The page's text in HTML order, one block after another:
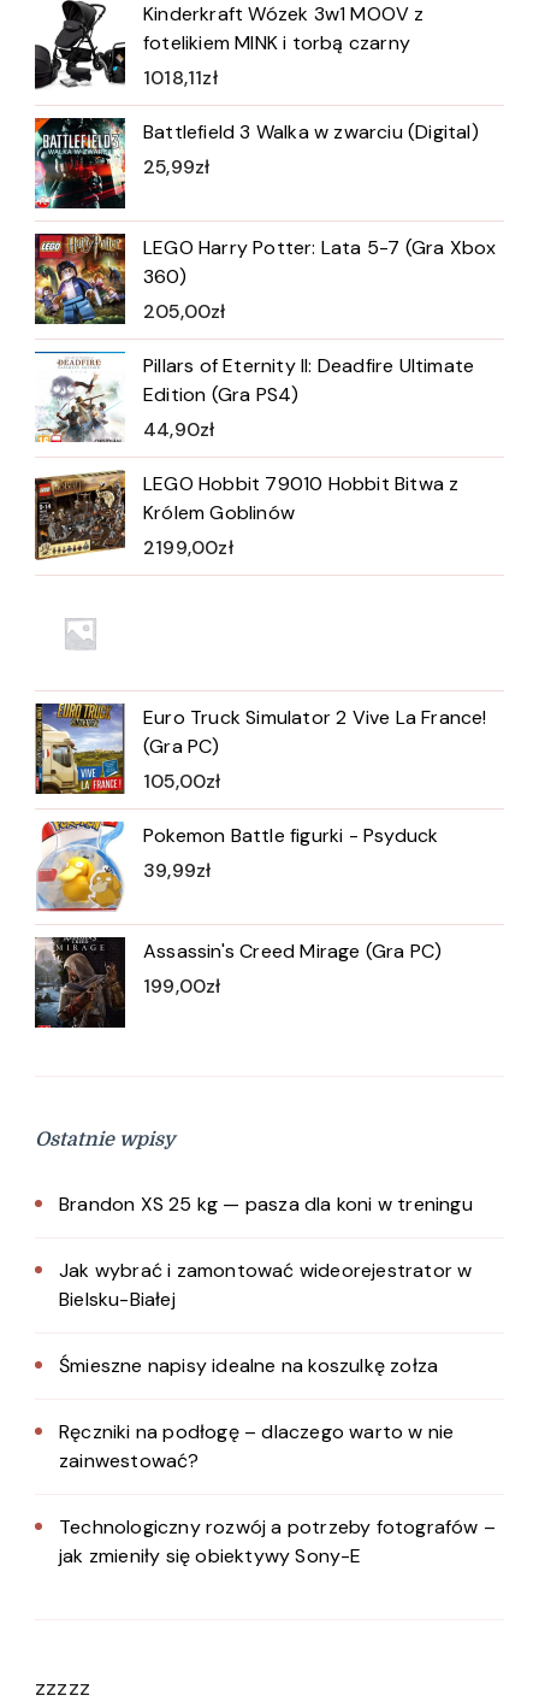
Kinderkraft Wózek 3w1 MOOV z
fotelikiem MINK i torbą czarny
1018,11zł
Battlefield 3 Walka w zwarciu (Digital)
25,99zł
LEGO Harry Potter: Lata 5-7 (Gra Xbox
360)
205,00zł
Pillars of Eternity II: Deadfire Ultimate
Edition (Gra PS4)
44,90zł
LEGO Hobbit 79010 Hobbit Bitwa z
Królem Goblinów
2199,00zł
Euro Truck Simulator 2 Vive La France!
(Gra PC)
105,00zł
Pokemon Battle figurki - Psyduck
39,99zł
Assassin's Creed Mirage (Gra PC)
199,00zł
Ostatnie wpisy
Brandon XS 25 kg — pasza dla koni w treningu
Jak wybrać i zamontować wideorejestrator w
Bielsku-Białej
Śmieszne napisy idealne na koszulkę zołza
Ręczniki na podłogę – dlaczego warto w nie
zainwestować?
Technologiczny rozwój a potrzeby fotografów –
jak zmieniły się obiektywy Sony-E
zzzzz